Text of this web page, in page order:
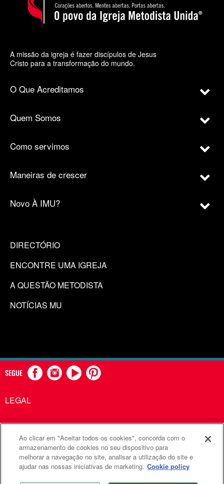
A missão da igreja é fazer discípulos de Jesus
Cristo para a transformação do mundo.
O Que Acreditamos
Quem Somos
Como servimos
Maneiras de crescer
Novo À IMU?
DIRECTÓRIO
ENCONTRE UMA IGREJA
A QUESTÃO METODISTA
NOTÍCIAS MU
SEGUE
LEGAL
Comunicações Metodistas Unidas é uma agência da Igreja
Metodista Unida
©2026 Comunicações Metodistas Unidas. Todos os direitos
Ao clicar em "Aceitar todos os cookies", concorda com o
armazenamento de cookies no seu dispositivo para
melhorar a navegação no site, analisar a utilização do site e
ajudar nas nossas iniciativas de marketing. Cookie policy